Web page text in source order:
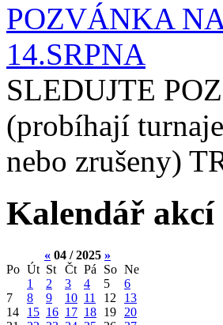
POZVÁNKA
14.SRPNA
SLEDUJTE
(probíhají
nebo zrušeny)
Kalendář akcí
« 04 / 2025 »
Po Út St Čt Pá So Ne
1
2 3 4 5
6
7
8 9 10 11 12
13
14
15 16 17 18 19
20